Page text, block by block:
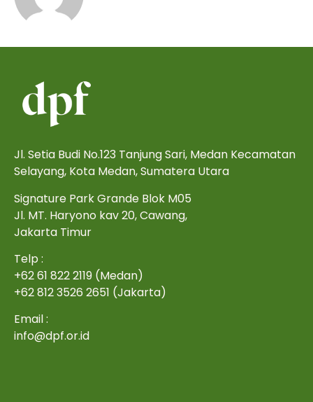
Jl. Setia Budi No.123 Tanjung Sari, Medan Kecamatan
Selayang, Kota Medan, Sumatera Utara
Signature Park Grande Blok M05
Jl. MT. Haryono kav 20, Cawang,
Jakarta Timur
Telp :
+62 61 822 2119 (Medan)
+62 812 3526 2651 (Jakarta)
Email :
info@dpf.or.id